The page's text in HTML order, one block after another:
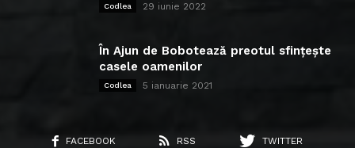
Codlea 29 iunie 2022
În Ajun de Bobotează preotul sfințește
casele oamenilor
Codlea 5 ianuarie 2021
FACEBOOK RSS
TWITTER